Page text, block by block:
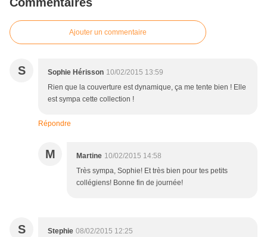
Ajouter un commentaire
S Sophie Hérisson 10/02/2015 13:59
Rien que la couverture est dynamique, ça me tente bien ! Elle
est sympa cette collection !
Répondre
M Martine 10/02/2015 14:58
Très sympa, Sophie! Et très bien pour tes petits
collégiens! Bonne fin de journée!
S Stephie 08/02/2015 12:25